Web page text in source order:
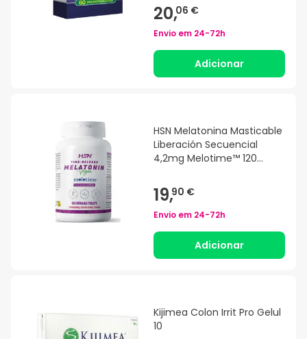
20,06 €
Envio em 24-72h
Adicionar
HSN Melatonina Masticable
Liberación Secuencial
4,2mg Melotime™ 120
19,90 €
Envio em 24-72h
Adicionar
Kijimea Colon Irrit Pro Gelul
10